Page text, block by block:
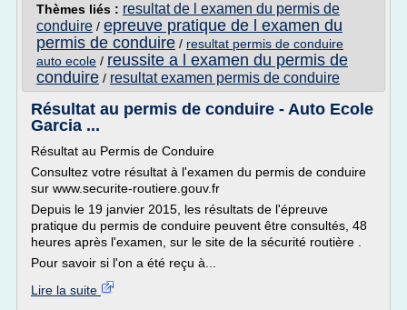
Thèmes liés : resultat de l examen du permis de
conduire / epreuve pratique de l examen du
permis de conduire / resultat permis de conduire
auto ecole / reussite a l examen du permis de
conduire / resultat examen permis de conduire
Résultat au permis de conduire - Auto Ecole
Garcia ...
Résultat au Permis de Conduire
Consultez votre résultat à l'examen du permis de conduire
sur www.securite-routiere.gouv.fr
Depuis le 19 janvier 2015, les résultats de l'épreuve
pratique du permis de conduire peuvent être consultés, 48
heures après l'examen, sur le site de la sécurité routière .
Pour savoir si l'on a été reçu à...
Lire la suite